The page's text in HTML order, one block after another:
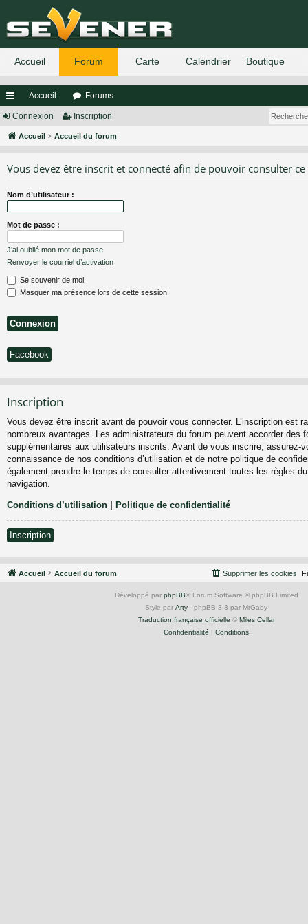
ac
co
s
Accueil Forums
Connexion Inscription
Accueil Accueil du forum
Vous devez être inscrit et connecté afin de pouvoir consulter
Nom d’utilisateur :
Mot de passe :
J’ai oublié mon mot de passe
Renvoyer le courriel d’activation
Se souvenir de moi
Masquer ma présence lors de cette session
Facebook
Inscription
Vous devez être inscrit avant de pouvoir vous connecter. L’inscription est
nombreux avantages. Les administrateurs du forum peuvent accorder des
supplémentaires aux utilisateurs inscrits. Avant de vous inscrire, assurez-
connaissance de nos conditions d’utilisation et de notre politique de
également prendre le temps de consulter attentivement toutes les règles
navigation.
Conditions d’utilisation | Politique de confidentialité
Inscription
Accueil Accueil du forum Supprimer les cookies
Développé par phpBB® Forum Software © phpBB Limited
Style par Arty - phpBB 3.3 par MrGaby
Traduction française officielle © Miles Cellar
Confidentialité | Conditions